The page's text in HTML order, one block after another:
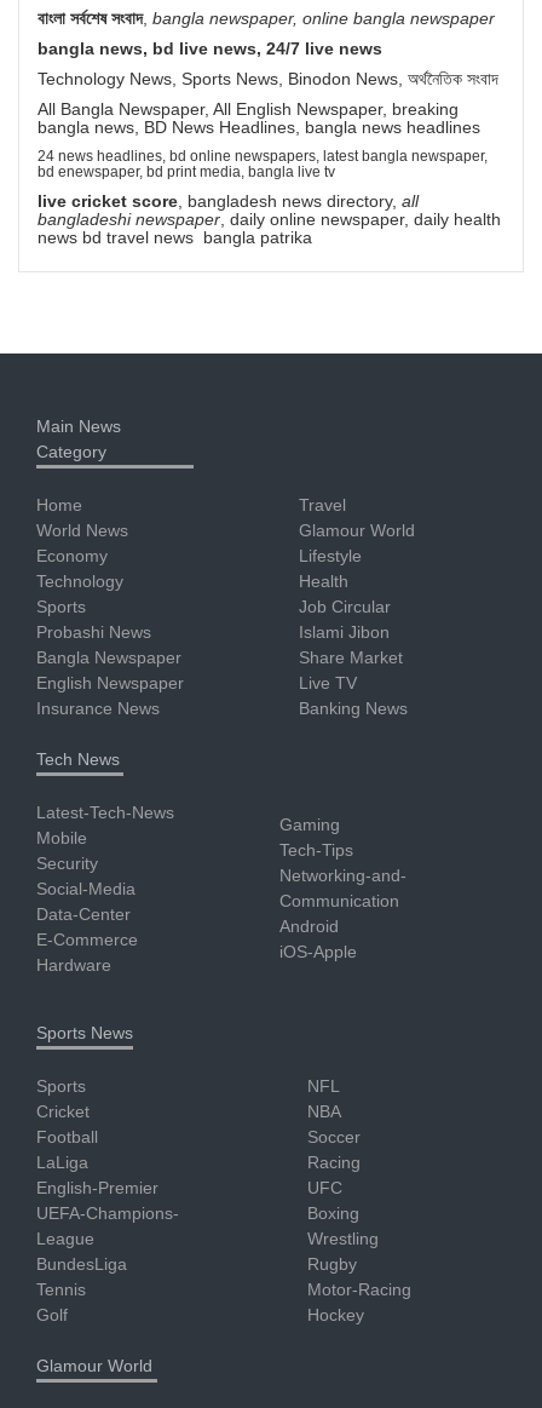
বাংলা সর্বশেষ সংবাদ, bangla newspaper, online bangla newspaper
bangla news, bd live news, 24/7 live news
Technology News, Sports News, Binodon News, অর্থনৈতিক সংবাদ
All Bangla Newspaper, All English Newspaper, breaking
bangla news, BD News Headlines, bangla news headlines
24 news headlines, bd online newspapers, latest bangla newspaper,
bd enewspaper, bd print media, bangla live tv
live cricket score, bangladesh news directory, all
bangladeshi newspaper, daily online newspaper, daily health
news bd travel news bangla patrika
Main News
Category
Home
World News
Economy
Technology
Sports
Probashi News
Bangla Newspaper
English Newspaper
Insurance News
Travel
Glamour World
Lifestyle
Health
Job Circular
Islami Jibon
Share Market
Live TV
Banking News
Tech News
Latest-Tech-News
Mobile
Security
Social-Media
Data-Center
E-Commerce
Hardware
Gaming
Tech-Tips
Networking-and-
Communication
Android
iOS-Apple
Sports News
Sports
Cricket
Football
LaLiga
English-Premier
UEFA-Champions-
League
BundesLiga
Tennis
Golf
NFL
NBA
Soccer
Racing
UFC
Boxing
Wrestling
Rugby
Motor-Racing
Hockey
Glamour World